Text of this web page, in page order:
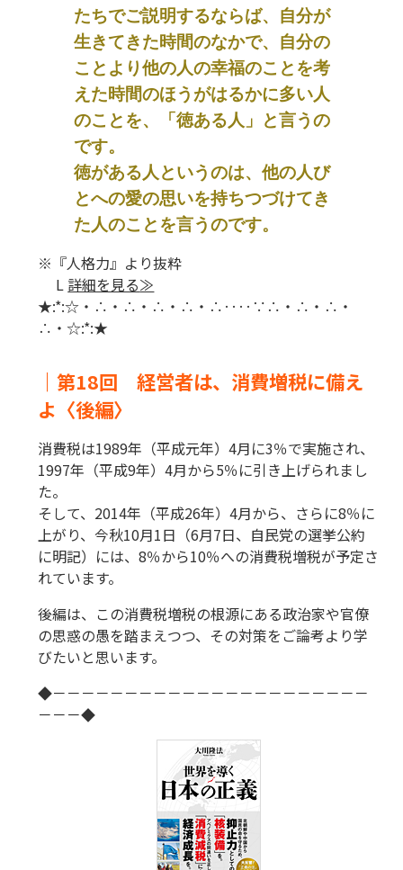
たちでご説明するならば、自分が
生きてきた時間のなかで、自分の
ことより他の人の幸福のことを考
えた時間のほうがはるかに多い人
のことを、「徳ある人」と言うの
です。
徳がある人というのは、他の人び
とへの愛の思いを持ちつづけてき
た人のことを言うのです。
※『人格力』より抜粋
L 詳細を見る≫
★:*:☆・∴・∴・∴・∴・∴‥‥∵∴・∴・∴・
∴・☆:*:★
｜第18回 経営者は、消費増税に備え
よ〈後編〉
消費税は1989年（平成元年）4月に3％で実施され、
1997年（平成9年）4月から5％に引き上げられまし
た。
そして、2014年（平成26年）4月から、さらに8％に
上がり、今秋10月1日（6月7日、自民党の選挙公約
に明記）には、8％から10％への消費税増税が予定さ
れています。
後編は、この消費税増税の根源にある政治家や官僚
の思惑の愚を踏まえつつ、その対策をご論考より学
びたいと思います。
◆－－－－－－－－－－－－－－－－－－－－－－
－－－◆